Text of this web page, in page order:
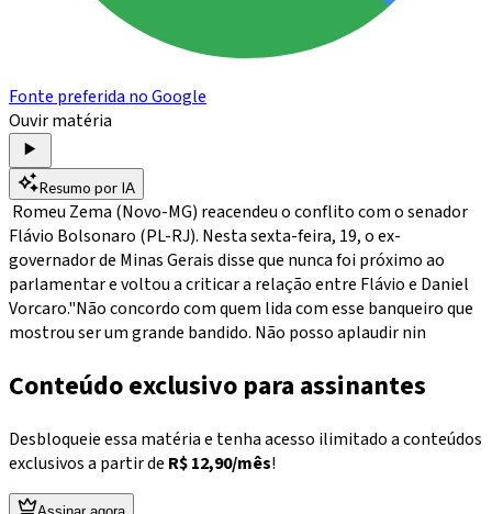
Fonte preferida no Google
Ouvir matéria
Resumo por IA
Romeu Zema (Novo-MG) reacendeu o conflito com o senador
Flávio Bolsonaro (PL-RJ). Nesta sexta-feira, 19, o ex-
governador de Minas Gerais disse que nunca foi próximo ao
parlamentar e voltou a criticar a relação entre Flávio e Daniel
Vorcaro."Não concordo com quem lida com esse banqueiro que
mostrou ser um grande bandido. Não posso aplaudir nin
Conteúdo exclusivo para assinantes
Desbloqueie essa matéria e tenha acesso ilimitado a conteúdos
exclusivos a partir de R$ 12,90/mês!